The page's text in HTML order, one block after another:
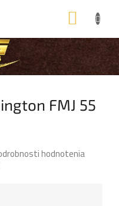
KOŠÍK
FMJ 55
hodnotenia